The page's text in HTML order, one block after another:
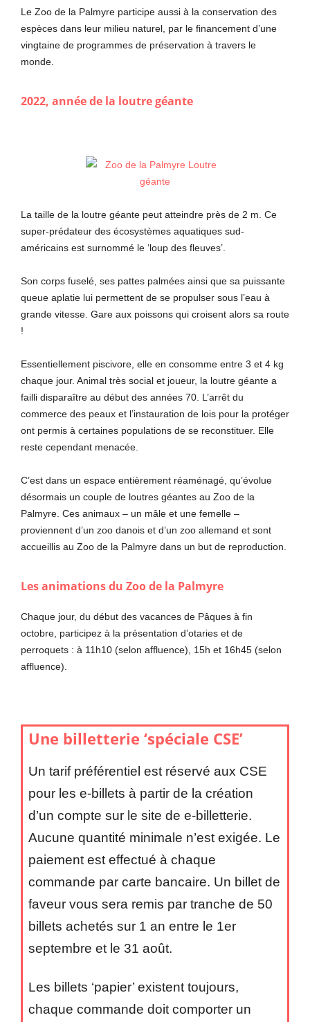
Le Zoo de la Palmyre participe aussi à la conservation des
espèces dans leur milieu naturel, par le financement d’une
vingtaine de programmes de préservation à travers le
monde.
2022, année de la loutre géante
La taille de la loutre géante peut atteindre près de 2 m. Ce
super-prédateur des écosystèmes aquatiques sud-
américains est surnommé le ‘loup des fleuves’.
Son corps fuselé, ses pattes palmées ainsi que sa puissante
queue aplatie lui permettent de se propulser sous l’eau à
grande vitesse. Gare aux poissons qui croisent alors sa route
!
Essentiellement piscivore, elle en consomme entre 3 et 4 kg
chaque jour. Animal très social et joueur, la loutre géante a
failli disparaître au début des années 70. L’arrêt du
commerce des peaux et l’instauration de lois pour la protéger
ont permis à certaines populations de se reconstituer. Elle
reste cependant menacée.
C’est dans un espace entièrement réaménagé, qu’évolue
désormais un couple de loutres géantes au Zoo de la
Palmyre. Ces animaux – un mâle et une femelle –
proviennent d’un zoo danois et d’un zoo allemand et sont
accueillis au Zoo de la Palmyre dans un but de reproduction.
Les animations du Zoo de la Palmyre
Chaque jour, du début des vacances de Pâques à fin
octobre, participez à la présentation d’otaries et de
perroquets : à 11h10 (selon affluence), 15h et 16h45 (selon
affluence).
Une billetterie ‘spéciale CSE’
Un tarif préférentiel est réservé aux CSE
pour les e-billets à partir de la création
d’un compte sur le site de e-billetterie.
Aucune quantité minimale n’est exigée. Le
paiement est effectué à chaque
commande par carte bancaire. Un billet de
faveur vous sera remis par tranche de 50
billets achetés sur 1 an entre le 1er
septembre et le 31 août.
Les billets ‘papier’ existent toujours,
chaque commande doit comporter un